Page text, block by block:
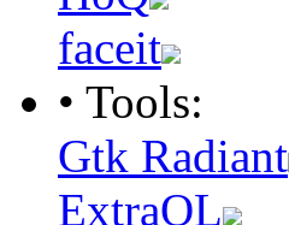
faceit
• Tools:
Gtk Radiant
ExtraQL